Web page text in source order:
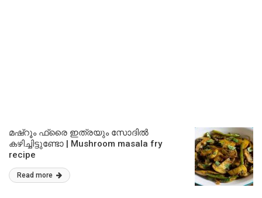
മഷ്റൂം ഫ്രൈ ഇത്രയും സോദിൽ
കഴിച്ചിട്ടുണ്ടോ | Mushroom masala fry
recipe
Read more